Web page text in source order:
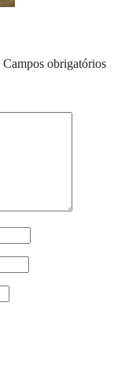
Campos obrigatórios